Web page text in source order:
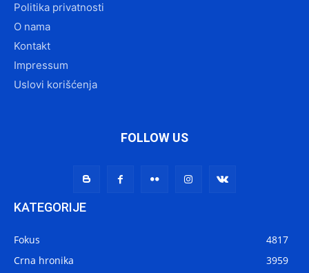
Politika privatnosti
O nama
Kontakt
Impressum
Uslovi korišćenja
FOLLOW US
KATEGORIJE
Fokus
4817
Crna hronika
3959